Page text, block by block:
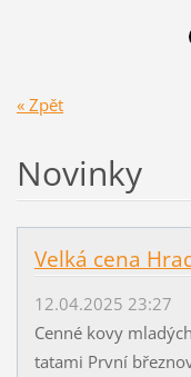
« Zpět
Novinky
Velká cena
12.04.2025 23:27
Cenné kovy
tatami První